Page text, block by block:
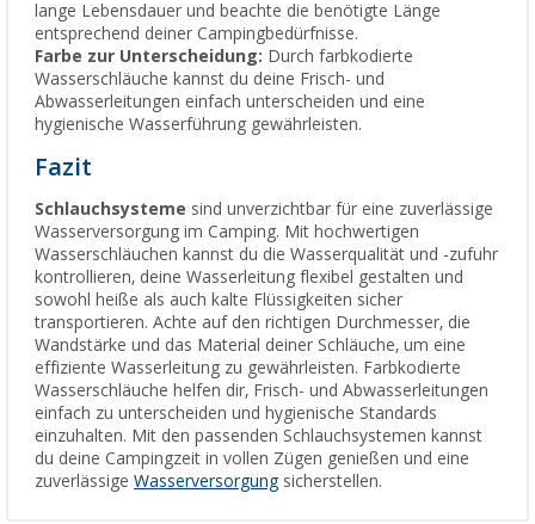
lange Lebensdauer und beachte die benötigte Länge
entsprechend deiner Campingbedürfnisse.
Farbe zur Unterscheidung: Durch farbkodierte
Wasserschläuche kannst du deine Frisch- und
Abwasserleitungen einfach unterscheiden und eine
hygienische Wasserführung gewährleisten.
Fazit
Schlauchsysteme sind unverzichtbar für eine zuverlässige
Wasserversorgung im Camping. Mit hochwertigen
Wasserschläuchen kannst du die Wasserqualität und -zufuhr
kontrollieren, deine Wasserleitung flexibel gestalten und
sowohl heiße als auch kalte Flüssigkeiten sicher
transportieren. Achte auf den richtigen Durchmesser, die
Wandstärke und das Material deiner Schläuche, um eine
effiziente Wasserleitung zu gewährleisten. Farbkodierte
Wasserschläuche helfen dir, Frisch- und Abwasserleitungen
einfach zu unterscheiden und hygienische Standards
einzuhalten. Mit den passenden Schlauchsystemen kannst
du deine Campingzeit in vollen Zügen genießen und eine
zuverlässige Wasserversorgung sicherstellen.